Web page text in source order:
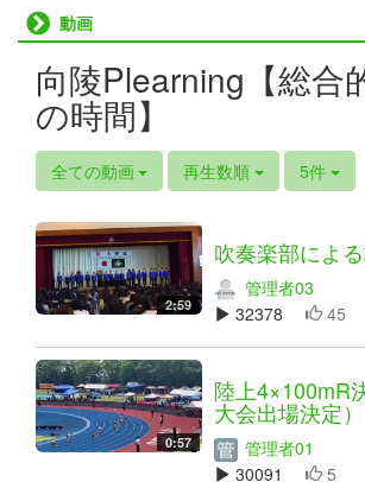
動画
向陵Plearning【総合
の時間】
全ての動画 再生数順 5件
2:59
吹奏楽部によ
管理者03
32378
45
0:57
陸上4×100mR
大会出場決定）
管理者01
30091
5